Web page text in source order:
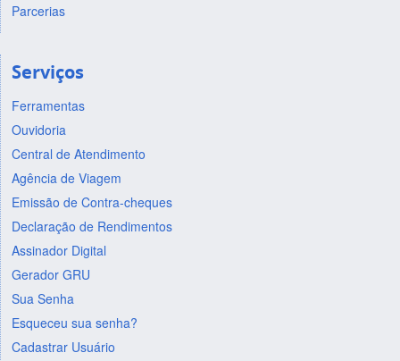
Parcerias
Serviços
Ferramentas
Ouvidoria
Central de Atendimento
Agência de Viagem
Emissão de Contra-cheques
Declaração de Rendimentos
Assinador Digital
Gerador GRU
Sua Senha
Esqueceu sua senha?
Cadastrar Usuário